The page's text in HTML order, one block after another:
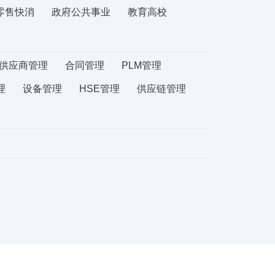
售快消 政府公共事业 教育高校
应商管理 合同管理 PLM管理
设备管理 HSE管理 供应链管理